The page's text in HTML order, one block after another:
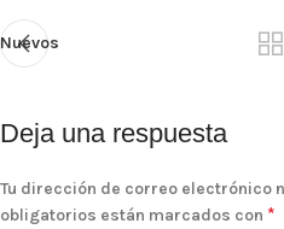
Nuevos
Deja una respuesta
Tu dirección de correo electrónico
obligatorios están marcados con *